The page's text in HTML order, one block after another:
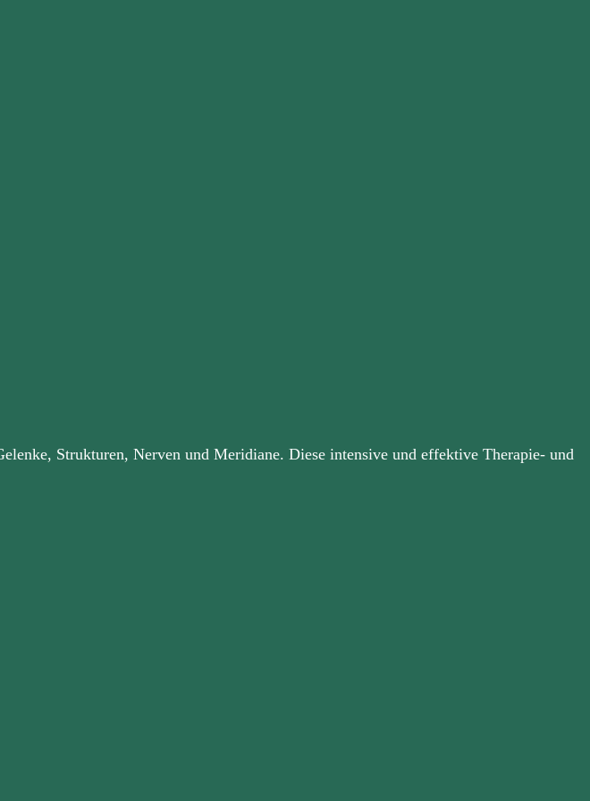
Strukturen, Nerven und Meridiane. Diese intensive und effektive Therapie- und